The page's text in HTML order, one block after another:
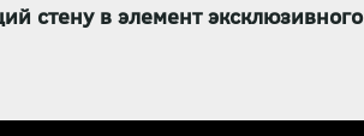
стену в элемент